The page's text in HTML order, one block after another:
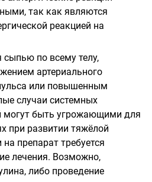
так как являются
реакцией на
сыпью по всему телу,
артериального
или повышенным
случаи системных
могут быть угрожающими для
при развитии тяжёлой
препарат требуется
лечения. Возможно,
либо проведение